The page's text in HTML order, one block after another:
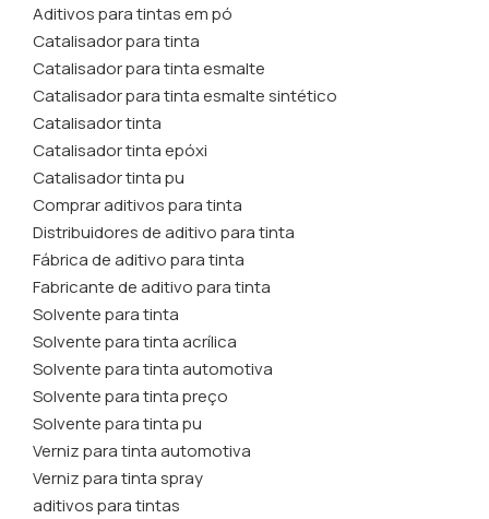
Aditivos para tintas em pó
Catalisador para tinta
Catalisador para tinta esmalte
Catalisador para tinta esmalte sintético
Catalisador tinta
Catalisador tinta epóxi
Catalisador tinta pu
Comprar aditivos para tinta
Distribuidores de aditivo para tinta
Fábrica de aditivo para tinta
Fabricante de aditivo para tinta
Solvente para tinta
Solvente para tinta acrílica
Solvente para tinta automotiva
Solvente para tinta preço
Solvente para tinta pu
Verniz para tinta automotiva
Verniz para tinta spray
aditivos para tintas